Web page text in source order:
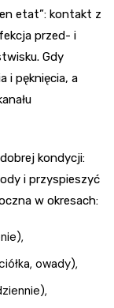
etat”: kontakt z
przed- i
Gdy
i pęknięcia, a
kondycji:
i przyspieszyć
w okresach:
owady),